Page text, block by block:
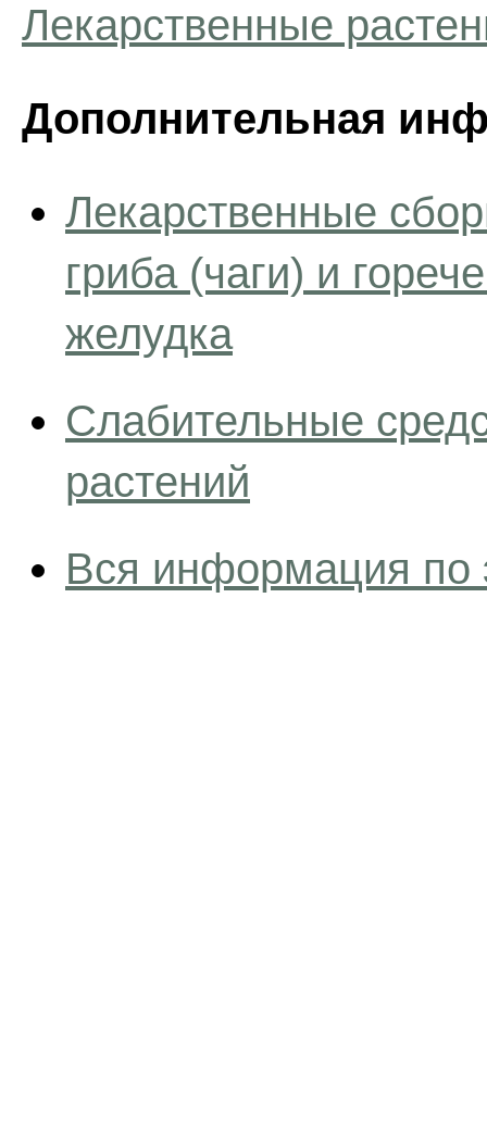
Лекарственные
Дополнительная
Лекарственные
гриба (чаги) и
желудка
Слабительные
растений
Вся информация по